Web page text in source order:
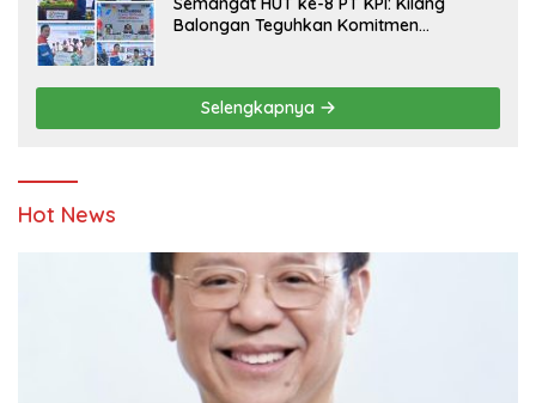
Balongan Teguhkan Komitmen
Pendidikan
Selengkapnya
Hot News